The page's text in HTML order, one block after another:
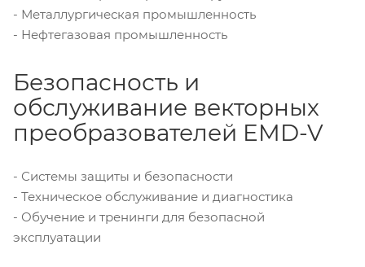
- Металлургическая промышленность
- Нефтегазовая промышленность
Безопасность и
обслуживание векторных
преобразователей EMD-V
- Системы защиты и безопасности
- Техническое обслуживание и диагностика
- Обучение и тренинги для безопасной
эксплуатации